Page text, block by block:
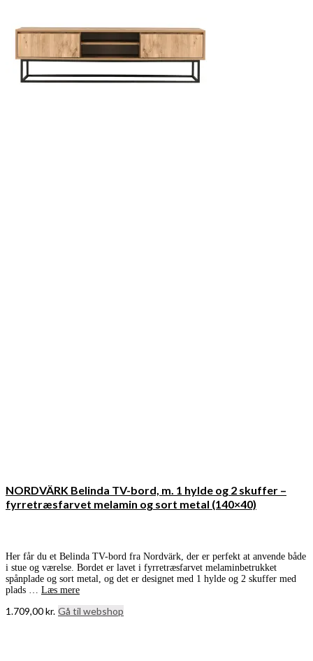
NORDVÄRK Belinda TV-bord, m. 1 hylde og 2 skuffer –
fyrretræsfarvet melamin og sort metal (140×40)
Her får du et Belinda TV-bord fra Nordvärk, der er perfekt at anvende både
i stue og værelse. Bordet er lavet i fyrretræsfarvet melaminbetrukket
spånplade og sort metal, og det er designet med 1 hylde og 2 skuffer med
plads … Læs mere
1.709,00kr. Gå til webshop